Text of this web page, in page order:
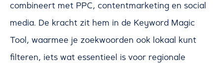
combineert met PPC, contentmarketing en social
media. De kracht zit hem in de Keyword Magic
Tool, waarmee je zoekwoorden ook lokaal kunt
filteren, iets wat essentieel is voor regionale